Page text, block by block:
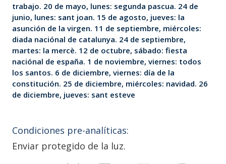
trabajo. 20 de mayo, lunes: segunda pascua. 24 de
junio, lunes: sant joan. 15 de agosto, jueves: la
asunción de la virgen. 11 de septiembre, miércoles:
diada naciónal de catalunya. 24 de septiembre,
martes: la mercè. 12 de octubre, sábado: fiesta
naciónal de españa. 1 de noviembre, viernes: todos
los santos. 6 de diciembre, viernes: día de la
constitución. 25 de diciembre, miércoles: navidad. 26
de diciembre, jueves: sant esteve
Condiciones pre-analíticas:
Enviar protegido de la luz.